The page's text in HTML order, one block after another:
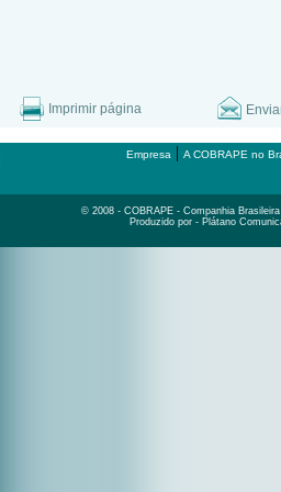
Imprimir página
Empresa | A COBRAPE no
© 2008 - COBRAPE - Companhia
Produzido por - Plátano